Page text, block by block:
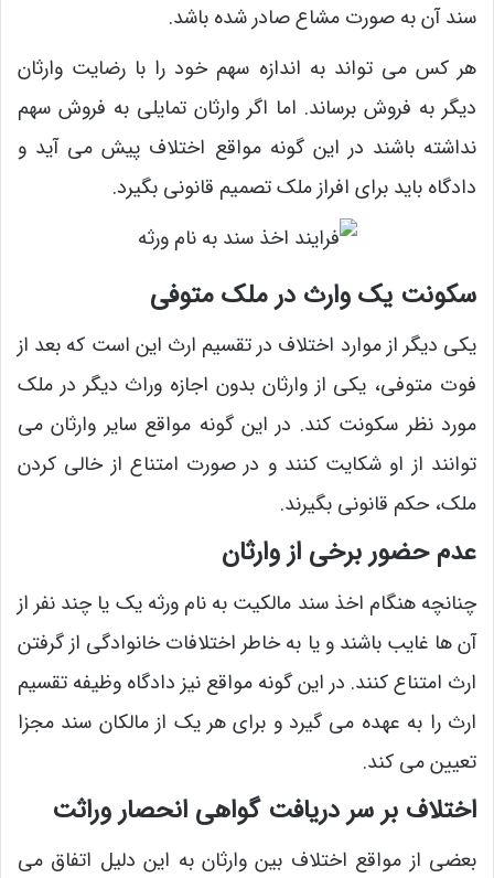
سند آن به صورت مشاع صادر شده باشد.
هر کس می ‌تواند به اندازه سهم خود را با رضایت وارثان
دیگر به فروش برساند. اما اگر وارثان تمایلی به فروش سهم
نداشته باشند در این گونه مواقع اختلاف پیش می ‌آید و
دادگاه باید برای افراز ملک تصمیم قانونی بگیرد.
سکونت یک وارث در ملک متوفی
یکی دیگر از موارد اختلاف در تقسیم ارث این است که بعد از
فوت متوفی، یکی از وارثان بدون اجازه وراث دیگر در ملک
مورد نظر سکونت کند. در این گونه مواقع سایر وارثان می
‌توانند از او شکایت کنند و در صورت امتناع از خالی کردن
ملک، حکم قانونی بگیرند.
عدم حضور برخی از وارثان
چنانچه هنگام اخذ سند مالکیت به نام ورثه یک یا چند نفر از
آن ها غایب باشند و یا به خاطر اختلافات خانوادگی از گرفتن
ارث امتناع کنند. در این گونه مواقع نیز دادگاه وظیفه تقسیم
ارث را به عهده می ‌گیرد و برای هر یک از مالکان سند مجزا
تعیین می کند.
اختلاف بر سر دریافت گواهی انحصار وراثت
بعضی از مواقع اختلاف بین وارثان به این دلیل اتفاق می